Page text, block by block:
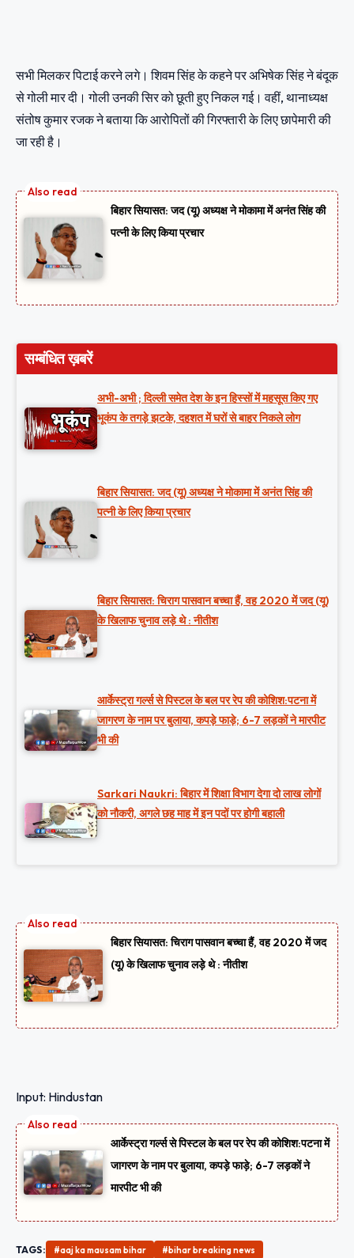
सभी मिलकर पिटाई करने लगे। शिवम सिंह के कहने पर अभिषेक सिंह ने बंदूक
से गोली मार दी। गोली उनकी सिर को छूती हुए निकल गई। वहीं, थानाध्यक्ष
संतोष कुमार रजक ने बताया कि आरोपितों की गिरफ्तारी के लिए छापेमारी की
जा रही है।
बिहार सियासत: जद (यू) अध्यक्ष ने मोकामा में अनंत सिंह की
पत्नी के लिए किया प्रचार
सम्बंधित ख़बरें
अभी-अभी ; दिल्ली समेत देश के इन हिस्सों में महसूस किए गए
भूकंप के तगड़े झटके, दहशत में घरों से बाहर निकले लोग
बिहार सियासत: जद (यू) अध्यक्ष ने मोकामा में अनंत सिंह की
पत्नी के लिए किया प्रचार
बिहार सियासत: चिराग पासवान बच्चा हैं, वह 2020 में जद (यू)
के खिलाफ चुनाव लड़े थे : नीतीश
आर्केस्ट्रा गर्ल्स से पिस्टल के बल पर रेप की कोशिश:पटना में
जागरण के नाम पर बुलाया, कपड़े फाड़े; 6-7 लड़कों ने मारपीट
भी की
Sarkari Naukri: बिहार में शिक्षा विभाग देगा दो लाख लोगों
को नौकरी, अगले छह माह में इन पदों पर होगी बहाली
बिहार सियासत: चिराग पासवान बच्चा हैं, वह 2020 में जद
(यू) के खिलाफ चुनाव लड़े थे : नीतीश
Input: Hindustan
आर्केस्ट्रा गर्ल्स से पिस्टल के बल पर रेप की कोशिश:पटना में
जागरण के नाम पर बुलाया, कपड़े फाड़े; 6-7 लड़कों ने
मारपीट भी की
TAGS: #aaj ka mausam bihar #bihar breaking news